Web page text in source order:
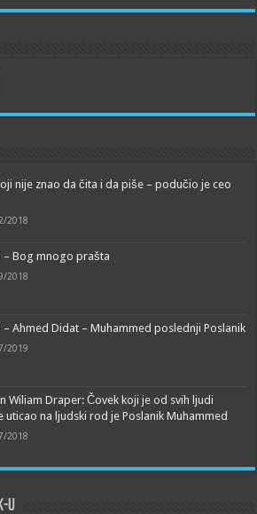
nije znao da čita i da piše – podučio je ceo
2018
– Bog mnogo prašta
2018
– Ahmed Didat – Muhammed poslednji Poslanik
2019
Wiliam Draper: Čovek koji je od svih ljudi
uticao na ljudski rod je Poslanik Muhammed
2018
u